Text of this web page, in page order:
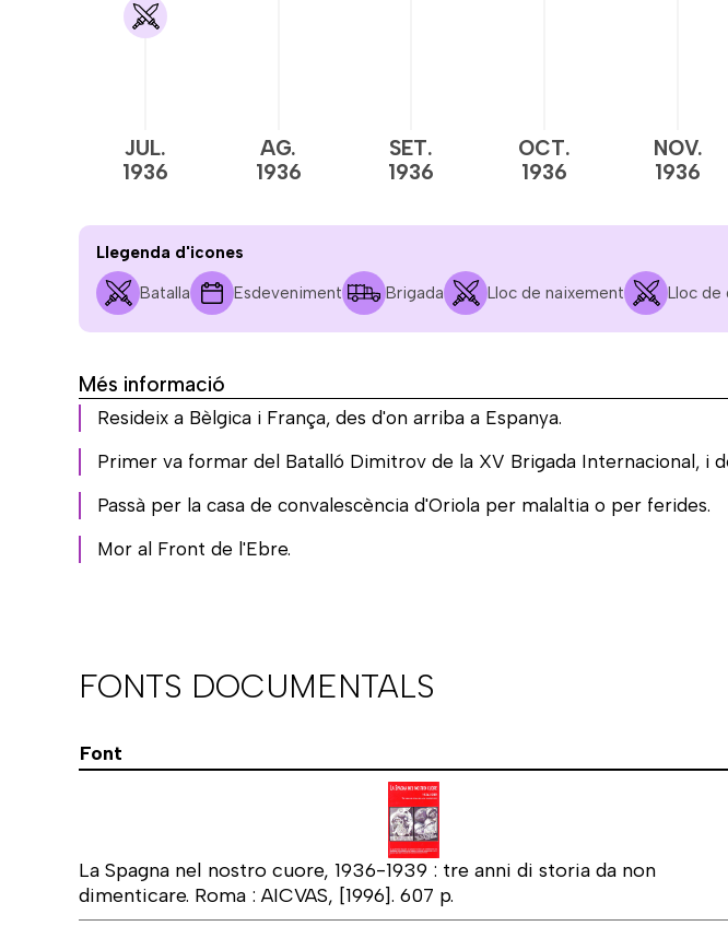
JUL.
1936
AG.
1936
SET.
1936
OCT.
1936
NOV.
1936
Llegenda d'icones
Batalla Esdeveniment Brigada Lloc de naixement Lloc de
Més informació
Resideix a Bèlgica i França, des d'on arriba a Espanya.
Primer va formar del Batalló Dimitrov de la XV Brigada Internacional, i
Passà per la casa de convalescència d'Oriola per malaltia o per ferides.
Mor al Front de l'Ebre.
FONTS DOCUMENTALS
Font
La Spagna nel nostro cuore, 1936-1939 : tre anni di storia da non
dimenticare. Roma : AICVAS, [1996]. 607 p.